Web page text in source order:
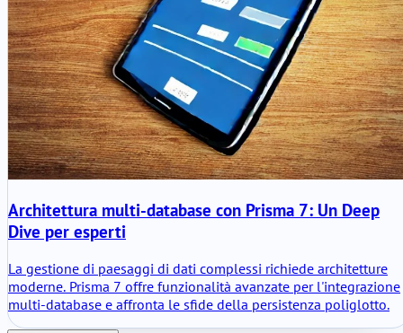
Architettura multi-database con Prisma 7: Un Deep
Dive per esperti
La gestione di paesaggi di dati complessi richiede architetture
moderne. Prisma 7 offre funzionalità avanzate per l'integrazione
multi-database e affronta le sfide della persistenza poliglotto.